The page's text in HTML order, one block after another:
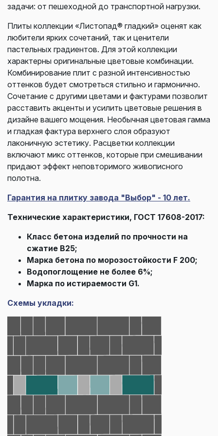
задачи: от пешеходной до транспортной нагрузки.
Плиты коллекции «Листопад® гладкий» оценят как
любители ярких сочетаний, так и ценители
пастельных градиентов. Для этой коллекции
характерны оригинальные цветовые комбинации.
Комбинирование плит с разной интенсивностью
оттенков будет смотреться стильно и гармонично.
Сочетание с другими цветами и фактурами позволит
расставить акценты и усилить цветовые решения в
дизайне вашего мощения. Необычная цветовая гамма
и гладкая фактура верхнего слоя образуют
лаконичную эстетику. Расцветки коллекции
включают микс оттенков, которые при смешивании
придают эффект неповторимого живописного
полотна.
Гарантия на плитку завода "Выбор" - 10 лет.
Технические характеристики, ГОСТ 17608-2017:
Класс бетона изделий по прочности на
сжатие В25;
Марка бетона по морозостойкости F 200;
Водопоглощение не более 6%;
Марка по истираемости G1.
Схемы укладки: